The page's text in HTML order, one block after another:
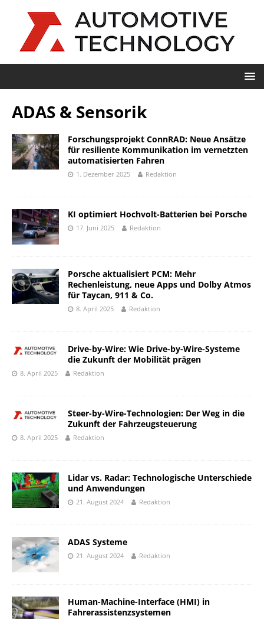
ADAS & Sensorik
Forschungsprojekt ConnRAD: Neue Ansätze
für resiliente Kommunikation im vernetzten
automatisierten Fahren
1. Dezember 2025 Redaktion
KI optimiert Hochvolt-Batterien bei Porsche
17. Juni 2025 Redaktion
Porsche aktualisiert PCM: Mehr
Rechenleistung, neue Apps und Dolby Atmos
für Taycan, 911 & Co.
8. April 2025 Redaktion
Drive-by-Wire: Wie Drive-by-Wire-Systeme
die Zukunft der Mobilität prägen
8. April 2025 Redaktion
Steer-by-Wire-Technologien: Der Weg in die
Zukunft der Fahrzeugsteuerung
8. April 2025 Redaktion
Lidar vs. Radar: Technologische Unterschiede
und Anwendungen
21. August 2024 Redaktion
ADAS Systeme
21. August 2024 Redaktion
Human-Machine-Interface (HMI) in
Fahrerassistenzsystemen